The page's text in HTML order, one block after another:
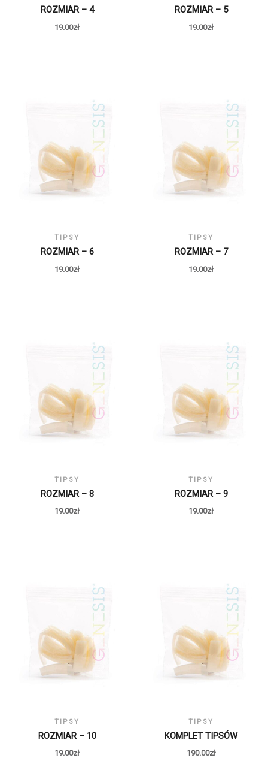
ROZMIAR – 4
19.00zł
ROZMIAR – 5
19.00zł
TIPSY
ROZMIAR – 6
19.00zł
TIPSY
ROZMIAR – 7
19.00zł
TIPSY
ROZMIAR – 8
19.00zł
TIPSY
ROZMIAR – 9
19.00zł
TIPSY
ROZMIAR – 10
19.00zł
TIPSY
KOMPLET TIPSÓW
190.00zł